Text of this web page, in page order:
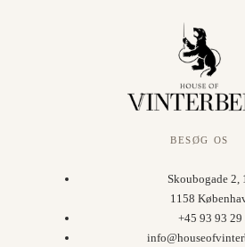
BESØG OS
Skoubogade 2,
1158
+45 93 93 29